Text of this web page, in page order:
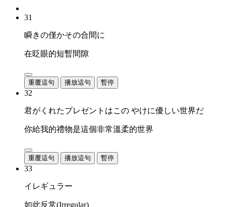
31
瞬きの僅かその合間に
在眨眼的短暫間隙
重覆這句 播放這句 暫停
32
君がくれたプレゼントはこの やけに優しい世界だ
你給我的禮物是這個非常溫柔的世界
重覆這句 播放這句 暫停
33
イレギュラー
如此反常(Irregular)